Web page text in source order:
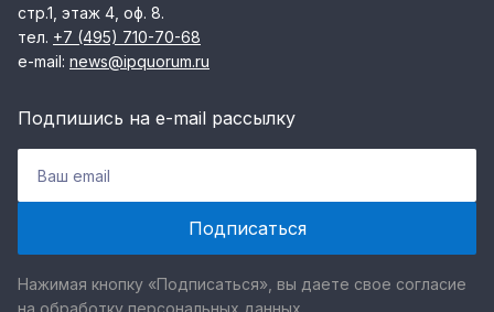
стр.1, этаж 4, оф. 8.
тел. +7 (495) 710-70-68
e-mail: news@ipquorum.ru
Подпишись на e-mail рассылку
Нажимая кнопку «Подписаться», вы даете свое согласие
на обработку персональных данных.